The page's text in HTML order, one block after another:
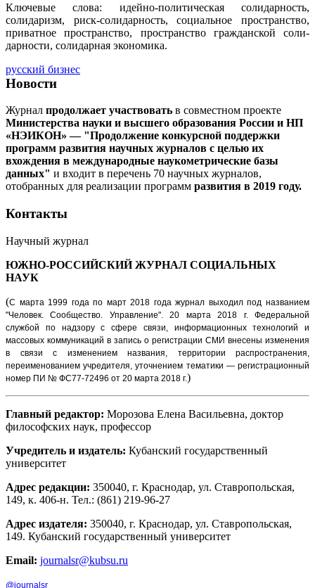
Ключевые слова: идейно-политическая солидарность,
солидаризм, риск-солидарность, социальное пространство,
приватное пространство, пространство гражданской соли-
дарности, солидарная экономика.
русский бизнес
Новости
Журнал продолжает участвовать в совместном проекте
Министерства науки и высшего образования России и НП
«НЭИКОН» — "Продолжение конкурсной поддержки
программ развития научных журналов с целью их
вхождения в международные наукометрические базы
данных" и входит в перечень 70 научных журналов,
отобранных для реализации программ развития в 2019 году.
Контакты
Научный журнал
ЮЖНО-РОССИЙСКИЙ ЖУРНАЛ СОЦИАЛЬНЫХ
НАУК
(С марта 1999 года по март 2018 года журнал выходил под названием
"Человек. Сообщество. Управление".20 марта 2018 г. Федеральной
службой по надзору с сфере связи, информационных технологий и
массовых коммуникаций в запись о регистрации СМИ внесены изменения
в связи с изменением названия, территории распространения,
переименованием учредителя, уточнением тематики — регистрационный
номер ПИ № ФС77-72496 от 20 марта 2018 г.)
Главный редактор: Морозова Елена Васильевна, доктор
философских наук, профессор
Учредитель и издатель: Кубанский государственный
университет
Адрес редакции: 350040, г. Краснодар, ул. Ставропольская,
149, к. 406-н. Тел.: (861) 219-96-27
Адрес издателя: 350040, г. Краснодар, ул. Ставропольская,
149. Кубанский государственный университет
Email: journalsr@kubsu.ru
@journalsr